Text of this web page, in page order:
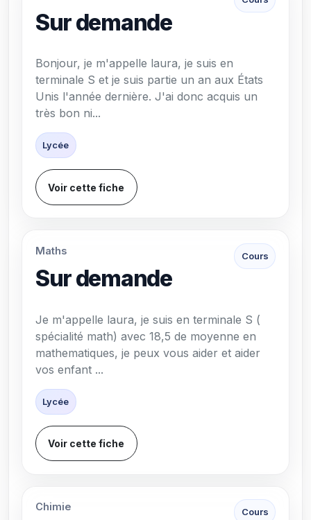
Sur demande
Bonjour, je m'appelle laura, je suis en
terminale S et je suis partie un an aux États
Unis l'année dernière. J'ai donc acquis un
très bon ni...
Lycée
Voir cette fiche
Maths
Sur demande
Cours
Je m'appelle laura, je suis en terminale S (
spécialité math) avec 18,5 de moyenne en
mathematiques, je peux vous aider et aider
vos enfant ...
Lycée
Voir cette fiche
Chimie Cours